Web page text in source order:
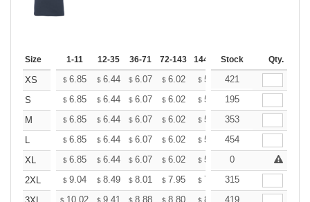
Size 1-11 12-35 36-71 72-143 144-287 288 + More
Stock Qty.
XS $ 6.85 $ 6.44 $ 6.07 $ 6.02 $ 5.92 $
421
S
$ 6.85 $ 6.44 $ 6.07 $ 6.02 $ 5.92 $
195
M
$ 6.85 $ 6.44 $ 6.07 $ 6.02 $ 5.92 $
353
L
$ 6.85 $ 6.44 $ 6.07 $ 6.02 $ 5.92 $
454
XL
$ 6.85 $ 6.44 $ 6.07 $ 6.02 $ 5.92 $ +
0
2XL
$ 9.04 $ 8.49 $ 8.01 $ 7.95 $ 7.81 $
315
$ 10.02 $ 9.41 $ 8.88 $ 8.80 $ 8.65 $
419